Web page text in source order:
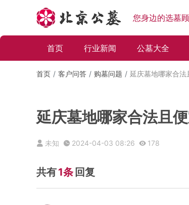
您身边的选墓
首页 行业新闻 公墓大全
首页 客户问答 购墓问题 延庆墓地哪家合法
延庆墓地哪家合法且
未知 2024-04-03 08:26 178
共有1条 回复